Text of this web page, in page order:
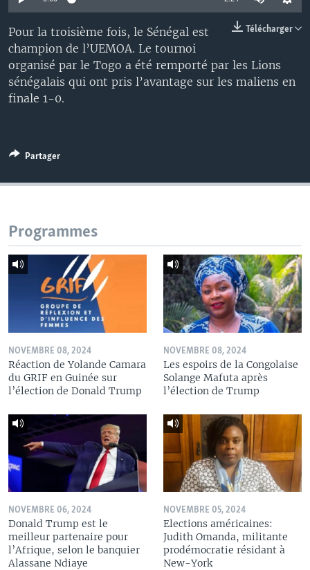
Télécharger
Pour la troisième fois, le Sénégal est
champion de l’UEMOA. Le tournoi
organisé par le Togo a été remporté par les Lions
sénégalais qui ont pris l’avantage sur les maliens en
finale 1-0.
Partager
Programmes
NOVEMBRE 08, 2024
Réaction de Yolande Camara
du GRIF en Guinée sur
l’élection de Donald Trump
NOVEMBRE 08, 2024
Les espoirs de la Congolaise
Solange Mafuta après
l’élection de Trump
NOVEMBRE 06, 2024
Donald Trump est le
meilleur partenaire pour
l’Afrique, selon le banquier
Alassane Ndiaye
NOVEMBRE 05, 2024
Elections américaines:
Judith Omanda, militante
prodémocratie résidant à
New-York